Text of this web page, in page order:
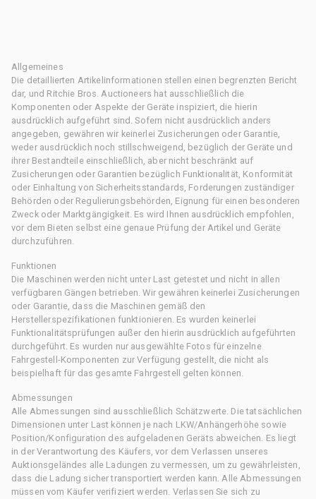
Allgemeines
Die detaillierten Artikelinformationen stellen einen begrenzten Bericht
dar, und Ritchie Bros. Auctioneers hat ausschließlich die
Komponenten oder Aspekte der Geräte inspiziert, die hierin
ausdrücklich aufgeführt sind. Sofern nicht ausdrücklich anders
angegeben, gewähren wir keinerlei Zusicherungen oder Garantie,
weder ausdrücklich noch stillschweigend, bezüglich der Geräte und
ihrer Bestandteile einschließlich, aber nicht beschränkt auf
Zusicherungen oder Garantien bezüglich Funktionalität, Konformität
oder Einhaltung von Sicherheitsstandards, Forderungen zuständiger
Behörden oder Regulierungsbehörden, Eignung für einen besonderen
Zweck oder Marktgängigkeit. Es wird Ihnen ausdrücklich empfohlen,
vor dem Bieten selbst eine genaue Prüfung der Artikel und Geräte
durchzuführen.
Funktionen
Die Maschinen werden nicht unter Last getestet und nicht in allen
verfügbaren Gängen betrieben. Wir gewähren keinerlei Zusicherungen
oder Garantie, dass die Maschinen gemäß den
Herstellerspezifikationen funktionieren. Es wurden keinerlei
Funktionalitätsprüfungen außer den hierin ausdrücklich aufgeführten
durchgeführt. Es wurden nur ausgewählte Fotos für einzelne
Fahrgestell-Komponenten zur Verfügung gestellt, die nicht als
beispielhaft für das gesamte Fahrgestell gelten können.
Abmessungen
Alle Abmessungen sind ausschließlich Schätzwerte. Die tatsächlichen
Dimensionen unter Last können je nach LKW/Anhängerhöhe sowie
Position/Konfiguration des aufgeladenen Geräts abweichen. Es liegt
in der Verantwortung des Käufers, vor dem Verlassen unseres
Auktionsgeländes alle Ladungen zu vermessen, um zu gewährleisten,
dass die Ladung sicher transportiert werden kann. Alle Abmessungen
müssen vom Käufer verifiziert werden. Verlassen Sie sich zu